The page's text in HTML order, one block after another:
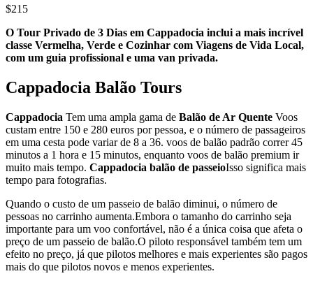
$215
O Tour Privado de 3 Dias em Cappadocia inclui a mais incrível
classe Vermelha, Verde e Cozinhar com Viagens de Vida Local,
com um guia profissional e uma van privada.
Cappadocia Balão Tours
Cappadocia Tem uma ampla gama de Balão de Ar Quente Voos
custam entre 150 e 280 euros por pessoa, e o número de passageiros
em uma cesta pode variar de 8 a 36. voos de balão padrão correr 45
minutos a 1 hora e 15 minutos, enquanto voos de balão premium ir
muito mais tempo. Cappadocia balão de passeioIsso significa mais
tempo para fotografias.
Quando o custo de um passeio de balão diminui, o número de
pessoas no carrinho aumenta.Embora o tamanho do carrinho seja
importante para um voo confortável, não é a única coisa que afeta o
preço de um passeio de balão.O piloto responsável também tem um
efeito no preço, já que pilotos melhores e mais experientes são pagos
mais do que pilotos novos e menos experientes.